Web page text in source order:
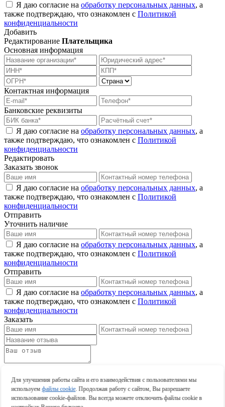
Я даю согласие на обработку персональных данных, а
также подтверждаю, что ознакомлен с Политикой
конфиденциальности
Добавить
Редактирование Плательщика
Основная информация
Контактная информация
Банковские реквизиты
Я даю согласие на обработку персональных данных, а
также подтверждаю, что ознакомлен с Политикой
конфиденциальности
Редактировать
Заказать звонок
Я даю согласие на обработку персональных данных, а
также подтверждаю, что ознакомлен с Политикой
конфиденциальности
Отправить
Уточнить наличие
Я даю согласие на обработку персональных данных, а
также подтверждаю, что ознакомлен с Политикой
конфиденциальности
Отправить
Я даю согласие на обработку персональных данных, а
также подтверждаю, что ознакомлен с Политикой
конфиденциальности
Заказать
Оставить отзыв
Для улучшения работы сайта и его взаимодействия с пользователями мы
используемфайлы cookie. Продолжая работу с сайтом, Вы разрешаете
использование cookie-файлов. Вы всегда можете отключить файлы cookie в